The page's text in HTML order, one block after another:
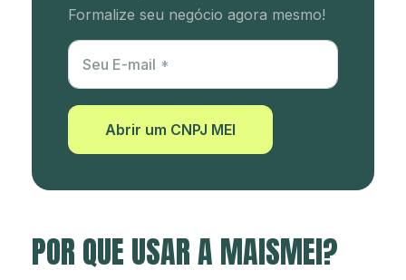
Formalize seu negócio agora mesmo!
Utm Content
Seu E-mail
Abrir um CNPJ MEI
POR QUE USAR A MAISMEI?